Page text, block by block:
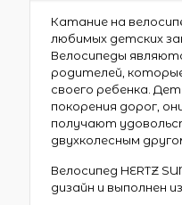
Катание на
любимых детских
Велосипеды
родителей,
своего ребенка.
покорения дорог,
получают
двухколесным
Велосипед HERTZ
дизайн и выполнен